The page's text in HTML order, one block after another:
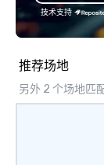
memorable
attendees. •
“trivia person”
to a range of
aiming to both
short, we
Activities and
技术支持
推荐场地
另外 2 个场地匹